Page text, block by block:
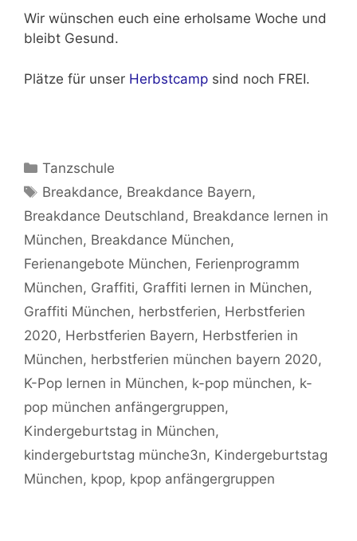
Wir wünschen euch eine erholsame Woche und
bleibt Gesund.
Plätze für unser Herbstcamp sind noch FREI.
Kategorien
Tanzschule
Schlagwörter
Breakdance, Breakdance Bayern,
Breakdance Deutschland, Breakdance lernen in
München, Breakdance München,
Ferienangebote München, Ferienprogramm
München, Graffiti, Graffiti lernen in München,
Graffiti München, herbstferien, Herbstferien
2020, Herbstferien Bayern, Herbstferien in
München, herbstferien münchen bayern 2020,
K-Pop lernen in München, k-pop münchen, k-
pop münchen anfängergruppen,
Kindergeburtstag in München,
kindergeburtstag münche3n, Kindergeburtstag
München, kpop, kpop anfängergruppen